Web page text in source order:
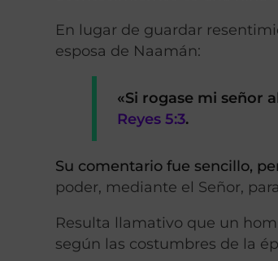
En lugar de guardar
esposa de Naamán:
«Si rogase mi señor
Reyes 5:3.
Su comentario fue sencillo,
poder, mediante el Señor,
Resulta llamativo que un
según las costumbres de la